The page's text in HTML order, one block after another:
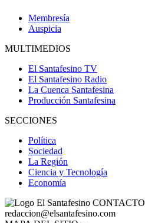
Membresía
Auspicia
MULTIMEDIOS
El Santafesino TV
El Santafesino Radio
La Cuenca Santafesina
Producción Santafesina
SECCIONES
Política
Sociedad
La Región
Ciencia y Tecnología
Economía
CONTACTO
redaccion@elsantafesino.com